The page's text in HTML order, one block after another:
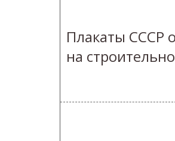
Плакаты СССР
на